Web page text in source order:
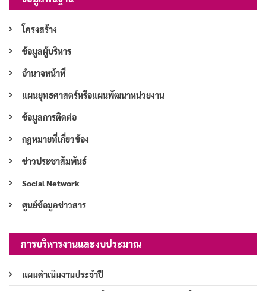
โครงสร้าง
ข้อมูลผู้บริหาร
อำนาจหน้าที่
แผนยุทธศาสตร์หรือแผนพัฒนาหน่วยงาน
ข้อมูลการติดต่อ
กฎหมายที่เกี่ยวข้อง
ข่าวประชาสัมพันธ์
Social Network
ศูนย์ข้อมูลข่าวสาร
การบริหารงานและงบประมาณ
แผนดำเนินงานประจำปี